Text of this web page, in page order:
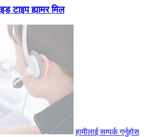
टाइप ह्यामर मिल
हामीलाई सम्पर्क गर्नुहोस